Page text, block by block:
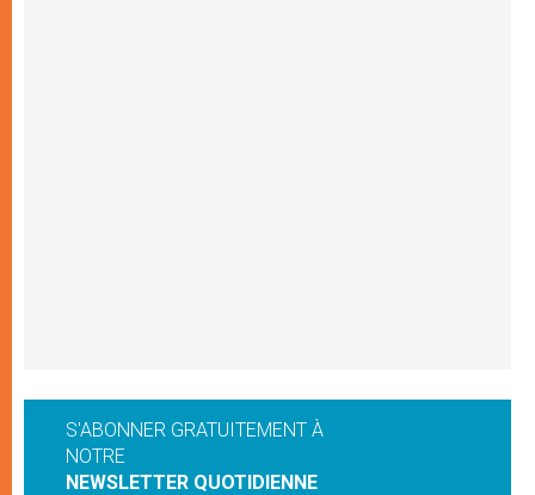
S'ABONNER GRATUITEMENT À
NOTRE
NEWSLETTER QUOTIDIENNE